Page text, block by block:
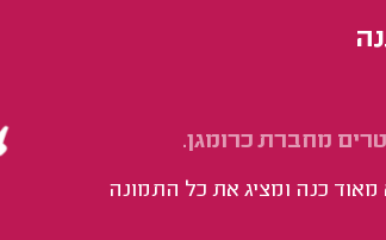
כנה ומציג את כל התמונה